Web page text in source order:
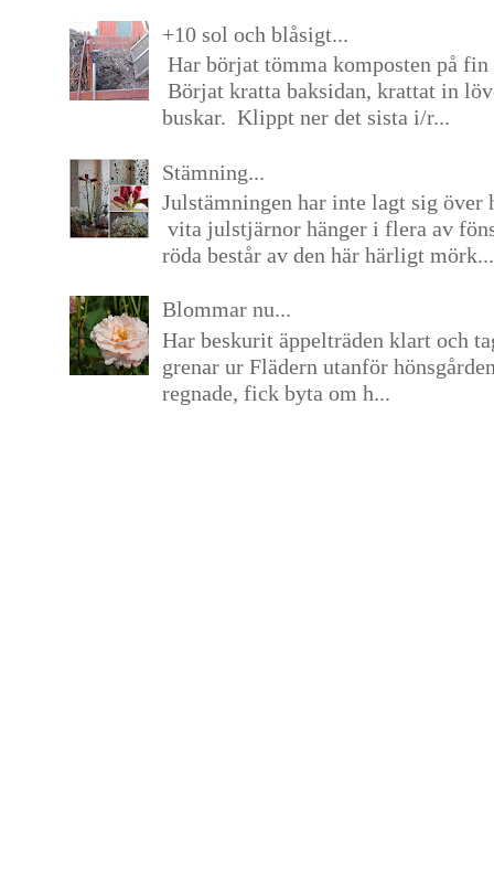
+10 sol och blåsigt...
Har börjat tömma komposten på
Börjat kratta baksidan, krattat in
buskar. Klippt ner det sista i/r...
Stämning...
Julstämningen har inte lagt sig över
vita julstjärnor hänger i flera av
röda består av den här härligt mörk...
Blommar nu...
Har beskurit äppelträden klart och
grenar ur Flädern utanför
regnade, fick byta om h...